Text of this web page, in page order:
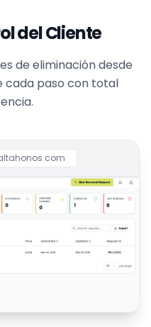
del Cliente
de eliminación desde
cada paso con total